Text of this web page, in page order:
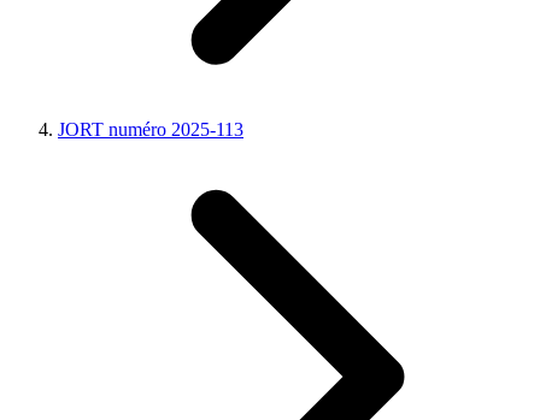
JORT numéro 2025-113